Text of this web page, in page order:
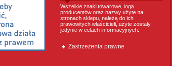
Wszelkie znaki towarowe, loga
producentów oraz nazwy użyte na
stronach sklepu, należą do ich
prawowitych właścicieli, użyte zostały
jedynie w celach informacyjnych.
Zastrzeżenia prawne